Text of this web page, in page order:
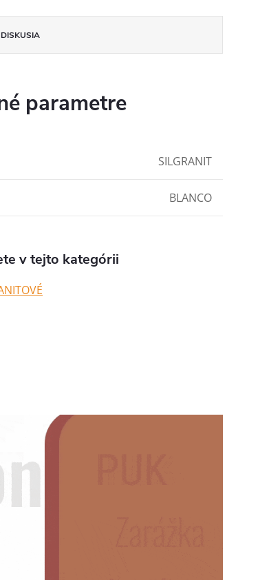
DISKUSIA
parametre
SILGRANIT
BLANCO
v tejto kategórii